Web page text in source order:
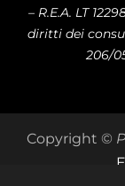
– R.E.A. LT
diritti dei
206/
Copyright ©